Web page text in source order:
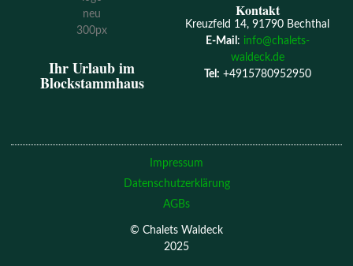
Ihr Urlaub im
Blockstammhaus
Kontakt
Kreuzfeld 14, 91790 Bechthal
E-Mail : info@chalets-
waldeck.de
Tel: +4915780952950
Impressum
Datenschutzerklärung
AGBs
© Chalets Waldeck
2025